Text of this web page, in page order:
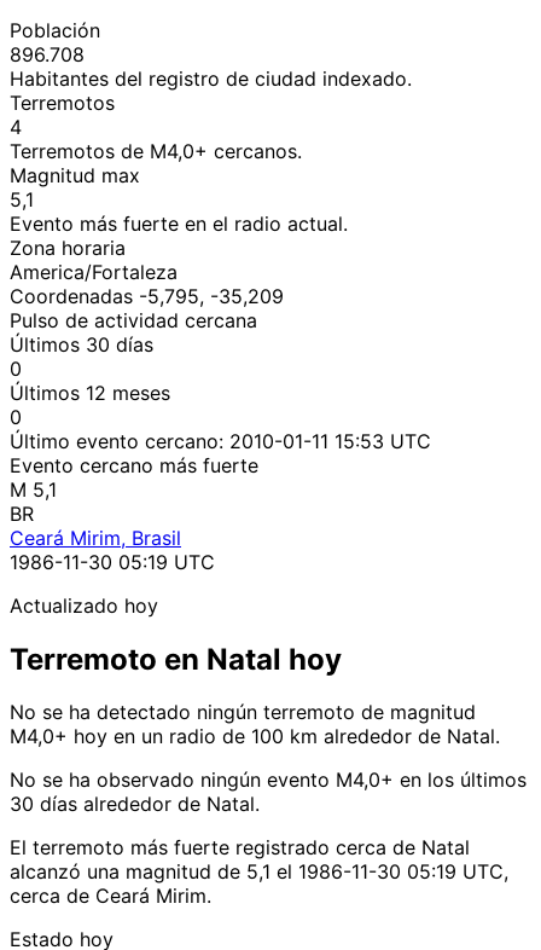
Población
896.708
Habitantes del registro de ciudad indexado.
Terremotos
4
Terremotos de M4,0+ cercanos.
Magnitud max
5,1
Evento más fuerte en el radio actual.
Zona horaria
America/Fortaleza
Coordenadas -5,795, -35,209
Pulso de actividad cercana
Últimos 30 días
0
Últimos 12 meses
0
Último evento cercano: 2010-01-11 15:53 UTC
Evento cercano más fuerte
M 5,1
BR
Ceará Mirim, Brasil
1986-11-30 05:19 UTC
Actualizado hoy
Terremoto en Natal hoy
No se ha detectado ningún terremoto de magnitud
M4,0+ hoy en un radio de 100 km alrededor de Natal.
No se ha observado ningún evento M4,0+ en los últimos
30 días alrededor de Natal.
El terremoto más fuerte registrado cerca de Natal
alcanzó una magnitud de 5,1 el 1986-11-30 05:19 UTC,
cerca de Ceará Mirim.
Estado hoy